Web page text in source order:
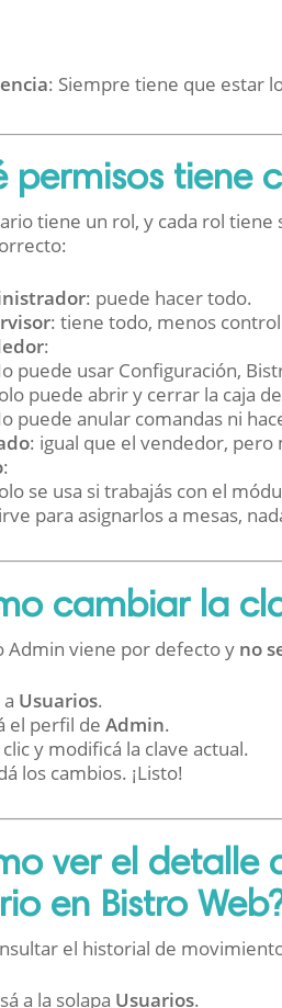
: Siempre tiene que estar
permisos tiene
tiene un rol, y cada rol
: puede hacer todo.
: tiene todo, menos
:
puede usar Configuración,
puede abrir y cerrar la caja
puede anular comandas ni
: igual que el vendedor, pero
:
se usa si trabajás con el
para asignarlos a mesas,
cambiar la
Admin viene por defecto y no
Usuarios.
el perfil deAdmin.
y modificá la clave actual.
los cambios. ¡Listo!
ver el detalle
en Bistro
el historial de
a la solapa Usuarios.